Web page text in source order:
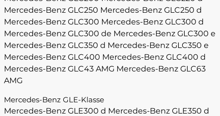
Mercedes-Benz GLC250 Mercedes-Benz GLC250 d
Mercedes-Benz GLC300 Mercedes-Benz GLC300 d
Mercedes-Benz GLC300 de Mercedes-Benz GLC300 e
Mercedes-Benz GLC350 d Mercedes-Benz GLC350 e
Mercedes-Benz GLC400 Mercedes-Benz GLC400 d
Mercedes-Benz GLC43 AMG Mercedes-Benz GLC63
AMG
Mercedes-Benz GLE-Klasse
Mercedes-Benz GLE300 d Mercedes-Benz GLE350 d